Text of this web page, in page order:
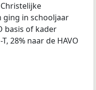
ging in schooljaar
basis of kader
28% naar de HAVO